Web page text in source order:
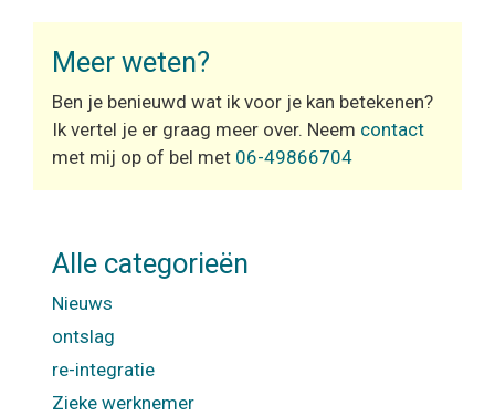
Meer weten?
Ben je benieuwd wat ik voor je kan betekenen?
Ik vertel je er graag meer over. Neem contact
met mij op of bel met 06-49866704
Alle categorieën
Nieuws
ontslag
re-integratie
Zieke werknemer